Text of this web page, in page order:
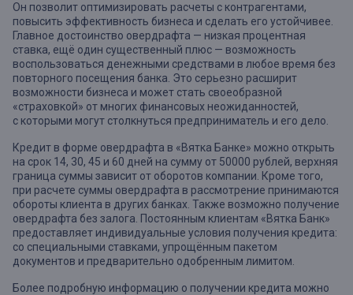
Он позволит оптимизировать расчеты с контрагентами,
повысить эффективность бизнеса и сделать его устойчивее.
Главное достоинство овердрафта — низкая процентная
ставка, ещё один существенный плюс — возможность
воспользоваться денежными средствами в любое время без
повторного посещения банка. Это серьезно расширит
возможности бизнеса и может стать своеобразной
«страховкой» от многих финансовых неожиданностей,
с которыми могут столкнуться предприниматель и его дело.
Кредит в форме овердрафта в «Вятка Банке» можно открыть
на срок 14, 30, 45 и 60 дней на сумму от 50000 рублей, верхняя
граница суммы зависит от оборотов компании. Кроме того,
при расчете суммы овердрафта в рассмотрение принимаются
обороты клиента в других банках. Также возможно получение
овердрафта без залога. Постоянным клиентам «Вятка Банк»
предоставляет индивидуальные условия получения кредита:
со специальными ставками, упрощённым пакетом
документов и предварительно одобренным лимитом.
Более подробную информацию о получении кредита можно